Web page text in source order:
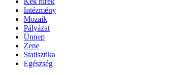
Intézmény
Mozaik
Pályázat
Ünnep
Zene
Statisztika
Egészség